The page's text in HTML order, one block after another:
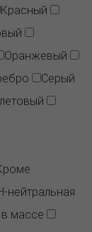
Красный
Оранжевый
Серый
нейтральная
массе